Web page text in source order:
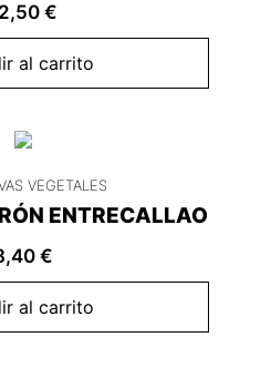
€
al carrito
VEGETALES
ENTRECALLAO
€
al carrito